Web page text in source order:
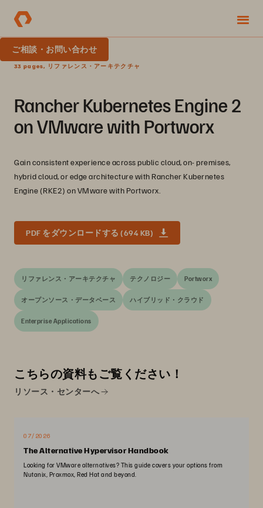
ご相談・お問い合わせ
33 pages, リファレンス・アーキテクチャ
Rancher Kubernetes Engine 2
on VMware with Portworx
Gain consistent experience across public cloud, on- premises,
hybrid cloud, or edge architecture with Rancher Kubernetes
Engine (RKE2) on VMware with Portworx.
PDF をダウンロードする (694 KB)
リファレンス・アーキテクチャ テクノロジー Portworx
オープンソース・データベース ハイブリッド・クラウド
Enterprise Applications
こちらの資料もご覧ください！
リソース・センターへ
07/2026
The Alternative Hypervisor Handbook
Looking for VMware alternatives? This guide covers your options from
Nutanix, Proxmox, Red Hat and beyond.